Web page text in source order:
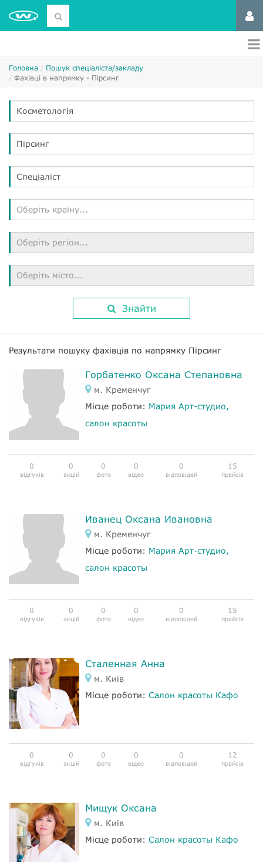
Головна
Пошук спеціаліста/закладу
Фахівці в напрямку - Пірсинг
Косметологія
Пірсинг
Спеціаліст
Оберіть країну...
Оберіть регіон...
Оберіть місто...
Знайти
Результати пошуку фахівців по напрямку Пірсинг
Горбатенко Оксана Степановна
м. Кременчуг
Місце роботи: Мария Арт-студио,
салон красоты
0
відгуків
0
акцій
0
фото
0
відео
0
відповідей
15
прайсів
Иванец Оксана Ивановна
м. Кременчуг
Місце роботи: Мария Арт-студио,
салон красоты
0
відгуків
0
акцій
0
фото
0
відео
0
відповідей
15
прайсів
Сталенная Анна
м. Київ
Місце роботи: Салон красоты Кафо
0
відгуків
0
акцій
0
фото
0
відео
0
відповідей
12
прайсів
Мищук Оксана
м. Київ
Місце роботи: Салон красоты Кафо